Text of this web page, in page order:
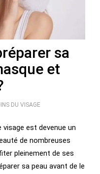
sa
et
DU VISAGE
visage est devenue un
de nombreuses
pleinement de ses
sa peau avant de le